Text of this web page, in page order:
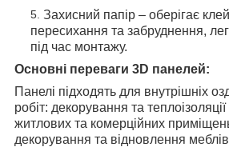
Захисний папір – оберігає
пересихання та забруднення,
під час монтажу.
Основні переваги 3D панелей:
Панелі підходять для внутрішніх
робіт: декорування та теплоізоляції
житлових та комерційних
декорування та відновлення